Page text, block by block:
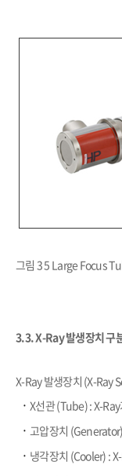
그림 3 5 Large Focus
3.3.X-Ray 발생장치 구
X-Ray 발생장치 (X-Ray
​·X선관 (Tube) : X-
​·고압장치
​· 냉각장치 (Cooler) :